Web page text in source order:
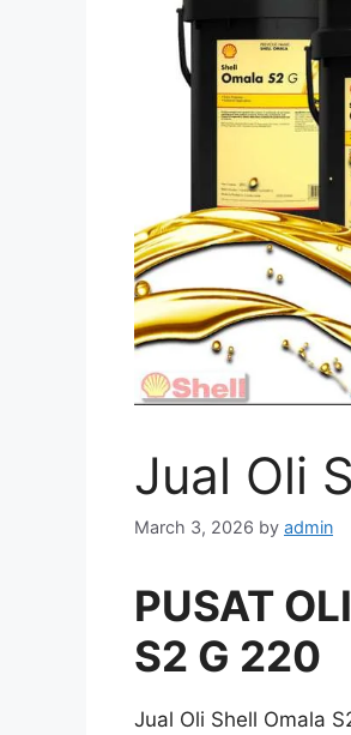
Jual Oli
March 3, 2026 by admin
PUSAT
S2 G 220
Jual Oli Shell Omala